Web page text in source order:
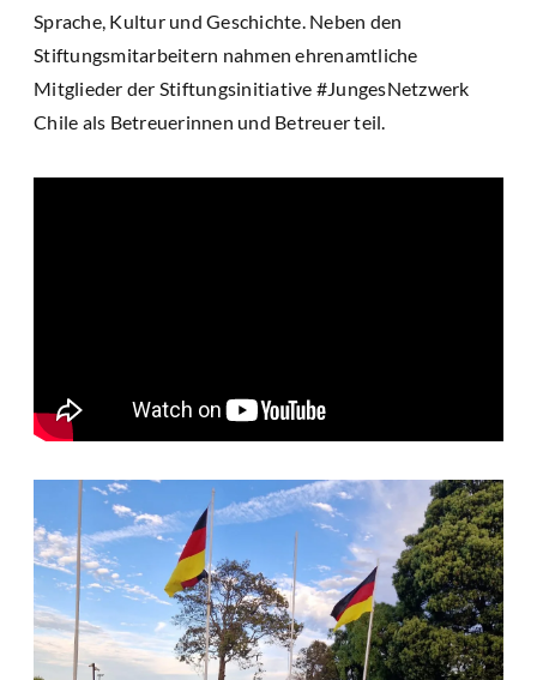
Sprache, Kultur und Geschichte. Neben den
Stiftungsmitarbeitern nahmen ehrenamtliche
Mitglieder der Stiftungsinitiative #JungesNetzwerk
Chile als Betreuerinnen und Betreuer teil.